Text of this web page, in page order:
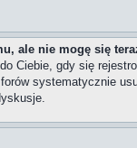
ale nie mogę się
Ciebie, gdy się
systematycznie